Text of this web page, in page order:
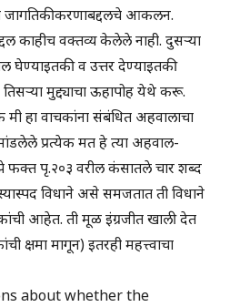
जागतिकीकरणाबद्दलचे आकलन.
काहीच वक्तव्य केलेले नाही. दुसऱ्या
घेण्याइतकी व उत्तर देण्याइतकी
मुद्द्याचा ऊहापोह येथे करू.
हा वाचकांना संबंधित अहवालाचा
प्रत्येक मत हे त्या अहवाल-
पृ.२०३ वरील कंसातले चार शब्द
विधाने असे समजतात ती विधाने
आहेत. ती मूळ इंग्रजीत खाली देत
क्षमा मागून) इतरही महत्त्वाचा
about whether the